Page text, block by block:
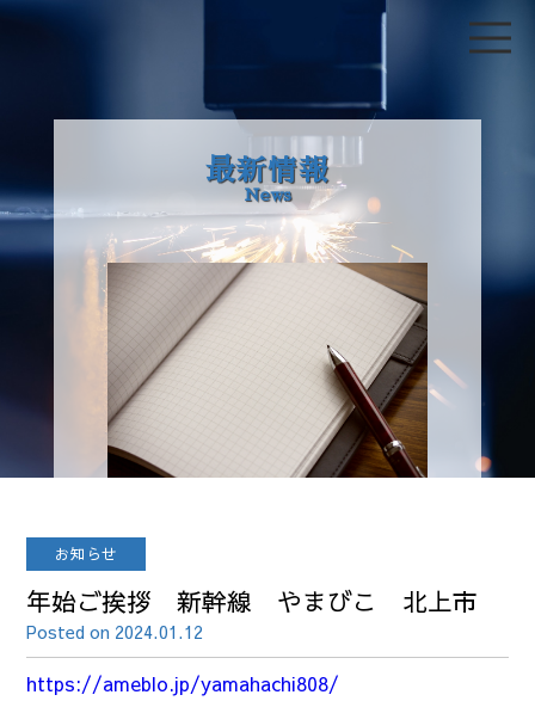
最新情報
News
お知らせ
年始ご挨拶 新幹線 やまびこ 北上市
Posted on 2024.01.12
https://ameblo.jp/yamahachi808/